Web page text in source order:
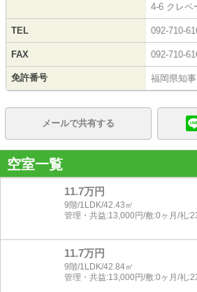
4-6 クレベ
TEL 092-710-
FAX 092-710-
免許番号 福岡県知
メールで共有する
空室一覧
11.7万円
9階/1LDK/42.43㎡
管理・共益:13,000円/敷:0ヶ月/礼
11.7万円
9階/1LDK/42.84㎡
管理・共益:13,000円/敷:0ヶ月/礼